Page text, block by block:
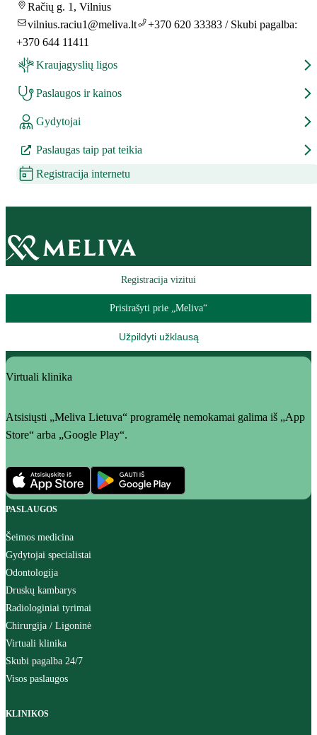
Račių g. 1, Vilnius
vilnius.raciu1@meliva.lt
+370 620 33383 / Skubi pagalba:
+370 644 11411
Kraujagyslių ligos
Paslaugos ir kainos
Gydytojai
Paslaugas taip pat teikia
Registracija internetu
Registracija vizitui
Prisirašyti prie „Meliva“
Užpildyti užklausą
Virtuali klinika
Atsisiųsti „Meliva Lietuva“ programėlę nemokamai galima iš „App
Store“ arba „Google Play“.
PASLAUGOS
Šeimos medicina
Gydytojai specialistai
Odontologija
Druskų kambarys
Radiologiniai tyrimai
Chirurgija / Ligoninė
Virtuali klinika
Skubi pagalba 24/7
Visos paslaugos
KLINIKOS